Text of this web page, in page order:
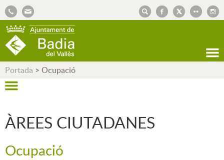
Portada > Ocupació
ÀREES CIUTADANES
Ocupació